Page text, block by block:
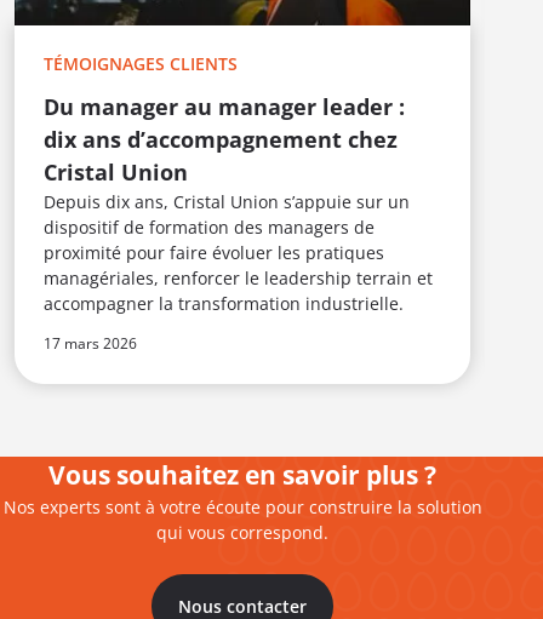
TÉMOIGNAGES CLIENTS
Du manager au manager leader :
dix ans d’accompagnement chez
Cristal Union
Depuis dix ans, Cristal Union s’appuie sur un
dispositif de formation des managers de
proximité pour faire évoluer les pratiques
managériales, renforcer le leadership terrain et
accompagner la transformation industrielle.
17 mars 2026
Vous souhaitez en savoir plus ?
Nos experts sont à votre écoute pour construire la solution
qui vous correspond.
Nous contacter